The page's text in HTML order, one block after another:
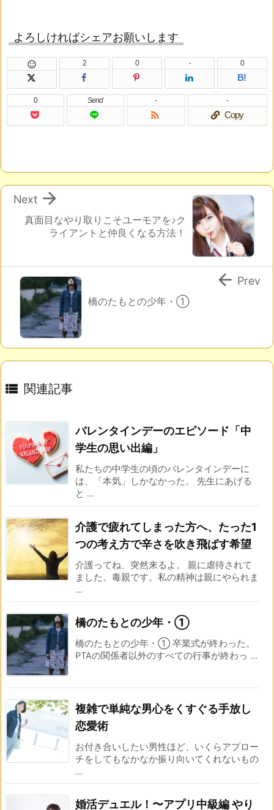
よろしければシェアお願いします
 2 0 -
B!
0
0 Send

-
Copy
-
真面目なやり取りこそユーモアを♪ク
ライアントと仲良くなる方法！

Next
橋のたもとの少年・①
 Prev
 関連記事
バレンタインデーのエピソード「中
学生の思い出編」
私たちの中学生の頃のバレンタインデーに
は、「本気」しかなかった。 先生にあげる
と ...
介護で疲れてしまった方へ、たった1
つの考え方で辛さを吹き飛ばす希望
介護ってね、突然来るよ。 親に虐待されて
ました。毒親です。私の精神は親にやられま
...
橋のたもとの少年・①
橋のたもとの少年・① 卒業式が終わった。
PTAの関係者以外のすべての行事が終わっ ...
複雑で単純な男心をくすぐる手放し
恋愛術
お付き合いしたい男性ほど、いくらアプロー
チをしてもなかなか振り向いてくれないもの
...
婚活デュエル！〜アプリ中級編 やり